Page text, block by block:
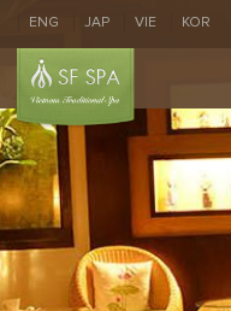
ENG JAP VIE KOR